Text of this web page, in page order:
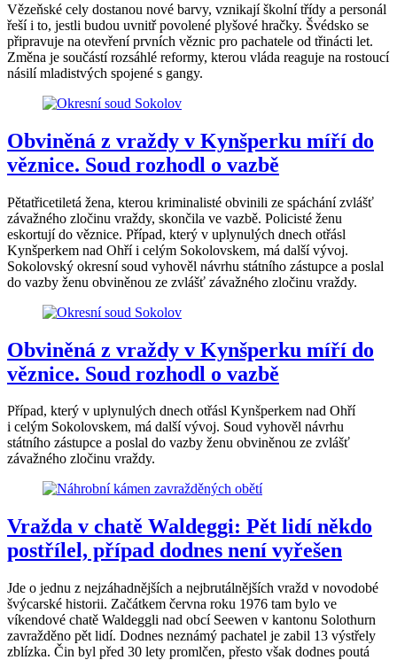
Vězeňské cely dostanou nové barvy, vznikají školní třídy a personál
řeší i to, jestli budou uvnitř povolené plyšové hračky. Švédsko se
připravuje na otevření prvních věznic pro pachatele od třinácti let.
Změna je součástí rozsáhlé reformy, kterou vláda reaguje na rostoucí
násilí mladistvých spojené s gangy.
Obviněná z vraždy v Kynšperku míří do
věznice. Soud rozhodl o vazbě
Pětatřicetiletá žena, kterou kriminalisté obvinili ze spáchání zvlášť
závažného zločinu vraždy, skončila ve vazbě. Policisté ženu
eskortují do věznice. Případ, který v uplynulých dnech otřásl
Kynšperkem nad Ohří i celým Sokolovskem, má další vývoj.
Sokolovský okresní soud vyhověl návrhu státního zástupce a poslal
do vazby ženu obviněnou ze zvlášť závažného zločinu vraždy.
Obviněná z vraždy v Kynšperku míří do
věznice. Soud rozhodl o vazbě
Případ, který v uplynulých dnech otřásl Kynšperkem nad Ohří
i celým Sokolovskem, má další vývoj. Soud vyhověl návrhu
státního zástupce a poslal do vazby ženu obviněnou ze zvlášť
závažného zločinu vraždy.
Vražda v chatě Waldeggi: Pět lidí někdo
postřílel, případ dodnes není vyřešen
Jde o jednu z nejzáhadnějších a nejbrutálnějších vražd v novodobé
švýcarské historii. Začátkem června roku 1976 tam bylo ve
víkendové chatě Waldeggli nad obcí Seewen v kantonu Solothurn
zavražděno pět lidí. Dodnes neznámý pachatel je zabil 13 výstřely
zblízka. Čin byl před 30 lety promlčen, přesto však dodnes poutá